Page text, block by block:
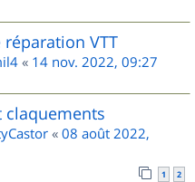
VTT
« 14 nov. 2022, 09:27
claquements
« 08 août 2022,
1 2